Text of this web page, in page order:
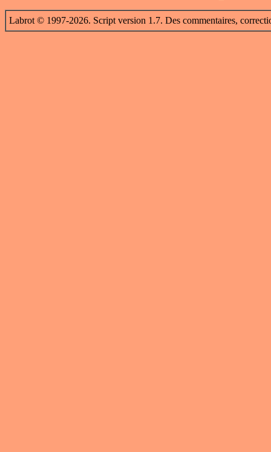
Labrot © 1997-2026. Script version 1.7. Des commentaires,